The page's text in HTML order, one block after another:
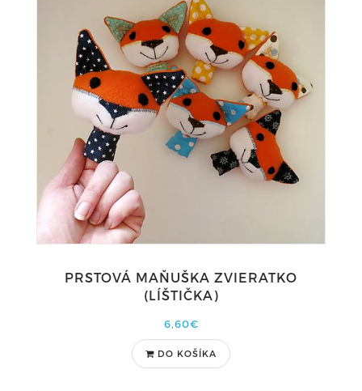
PRSTOVÁ MAŇUŠKA ZVIERATKO
(LÍŠTIČKA)
6,60€
DO KOŠÍKA